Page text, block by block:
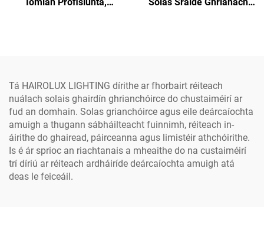
Tá HAIROLUX LIGHTING dírithe ar fhorbairt réiteach
nuálach solais ghairdín ghrianchóirce do chustaiméirí ar
fud an domhain. Solas grianchóirce agus eile deárcaíochta
amuigh a thugann sábháilteacht fuinnimh, réiteach in-
áirithe do ghairead, páirceanna agus limistéir athchóirithe.
Is é ár sprioc an riachtanais a mheaithe do na custaiméirí
trí díriú ar réiteach ardháiríde deárcaíochta amuigh atá
deas le feiceáil.